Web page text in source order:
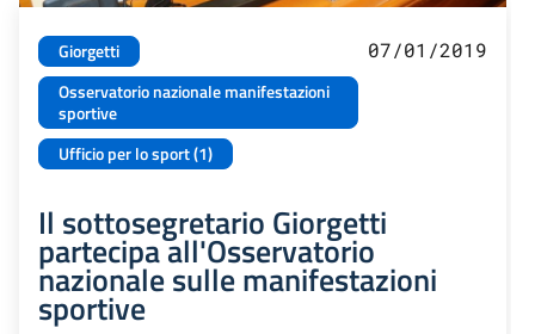
Giorgetti
Osservatorio nazionale manifestazioni
sportive
Ufficio per lo sport (1)
07/01/2019
Il sottosegretario Giorgetti
partecipa all'Osservatorio
nazionale sulle manifestazioni
sportive